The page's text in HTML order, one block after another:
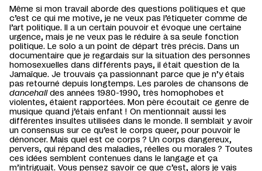
Même si mon travail aborde des questions politiques et que
c’est ce qui me motive, je ne veux pas l’étiqueter comme de
l’art politique. Il a un certain pouvoir et évoque une certaine
urgence, mais je ne veux pas le réduire à sa seule fonction
politique. Le solo a un point de départ très précis. Dans un
documentaire que je regardais sur la situation des personnes
homosexuelles dans différents pays, il était question de la
Jamaïque. Je trouvais ça passionnant parce que je n’y étais
pas retourné depuis longtemps. Les paroles de chansons de
dancehall des années 1980-1990, très homophobes et
violentes, étaient rapportées. Mon père écoutait ce genre de
musique quand j’étais enfant ! On mentionnait aussi les
différentes insultes utilisées dans le monde. Il semblait y avoir
un consensus sur ce qu’est le corps queer, pour pouvoir le
dénoncer. Mais quel est ce corps ? Un corps dangereux,
pervers, qui répand des maladies, réelles ou morales ? Toutes
ces idées semblent contenues dans le langage et ça
m’intriguait. Vous pensez savoir ce que c’est, alors je vais